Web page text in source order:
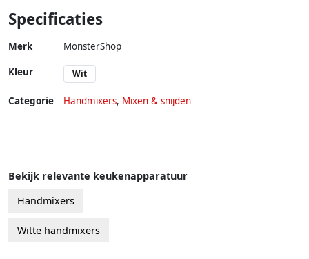
Specificaties
Merk MonsterShop
Kleur Wit
Categorie Handmixers, Mixen & snijden
Bekijk relevante keukenapparatuur
Handmixers
Witte handmixers